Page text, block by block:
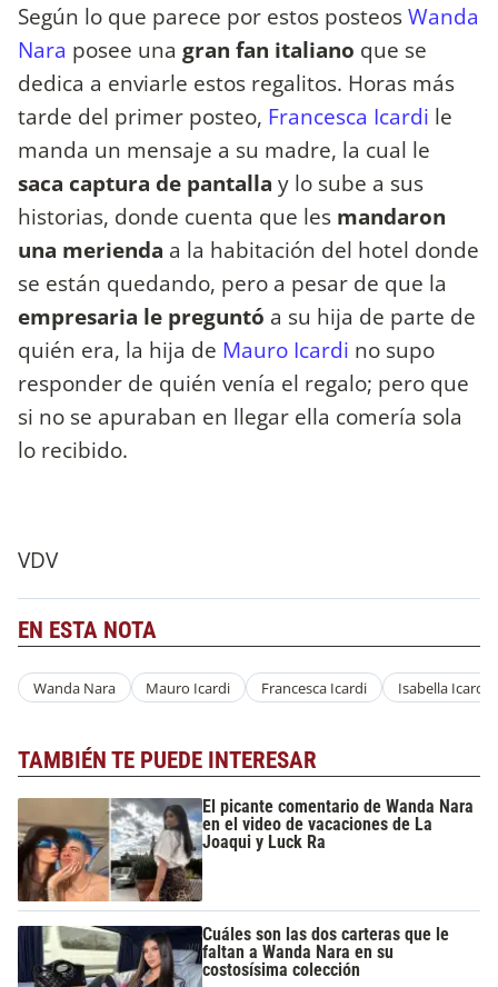
Según lo que parece por estos posteosWanda
Nara posee una gran fan italiano que se
dedica a enviarle estos regalitos. Horas más
tarde del primer posteo, Francesca Icardi le
manda un mensaje a su madre, la cual le
saca captura de pantalla y lo sube a sus
historias, donde cuenta que les mandaron
una merienda a la habitación del hotel donde
se están quedando, pero a pesar de que la
empresaria le preguntó a su hija de parte de
quién era, la hija de Mauro Icardi no supo
responder de quién venía el regalo; pero que
si no se apuraban en llegar ella comería sola
lo recibido.
VDV
EN ESTA NOTA
Wanda Nara Mauro Icardi Francesca Icardi Isabella Icardi
TAMBIÉN TE PUEDE INTERESAR
El picante comentario de Wanda Nara
en el video de vacaciones de La
Joaqui y Luck Ra
Cuáles son las dos carteras que le
faltan a Wanda Nara en su
costosísima colección